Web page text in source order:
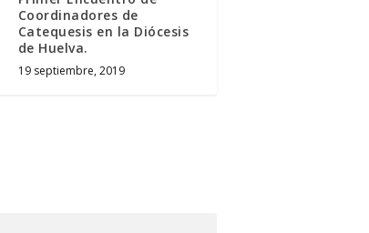
Coordinadores de
Catequesis en la Diócesis
de Huelva.
19 septiembre, 2019